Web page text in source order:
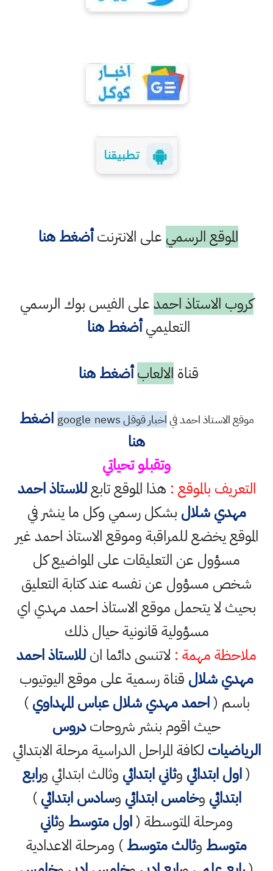
الموقع الرسمي على الانترنتأضغط هنا
كروب الاستاذ احمدعلى الفيس بوك الرسمي
التعليميأضغط هنا
قناة الالعاب أضغط هنا
موقع الاستاذ احمد فياخبار قوقل googlenews
اضغط
هنا
وتقبلو تحياتي
التعريف بالموقع : هذا الموقع تابعللاستاذ احمد
مهدي شلال بشكل رسمي وكل ما ينشر في
الموقع يخضع للمراقبة وموقع الاستاذ احمد غير
مسؤول عن التعليقات على المواضيع كل
شخص مسؤول عن نفسه عند كتابة التعليق
بحيث لا يتحمل موقع الاستاذ احمد مهدي اي
مسؤولية قانونية حيال ذلك
ملاحظة مهمة : لاتنسى دائما انللاستاذ احمد
مهدي شلال قناة رسمية على موقع اليوتيوب
باسم (احمد مهدي شلال عباس المهداوي)
حيث اقوم بنشر شروحاتدروس
الرياضيات لكافة المراحل الدراسية مرحلة الابتدائي
(اول ابتدائي وثاني ابتدائي وثالث ابتدائي ورابع
ابتدائي وخامس ابتدائي وسادس ابتدائي)
ومرحلة المتوسطة (اول متوسط وثاني
متوسط وثالث متوسط) ومرحلة الاعدادية